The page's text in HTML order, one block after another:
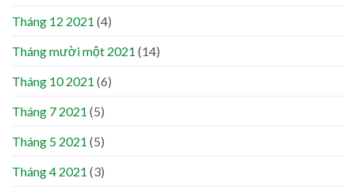
Tháng 12 2021 (4)
Tháng mười một 2021 (14)
Tháng 10 2021 (6)
Tháng 7 2021 (5)
Tháng 5 2021 (5)
Tháng 4 2021 (3)